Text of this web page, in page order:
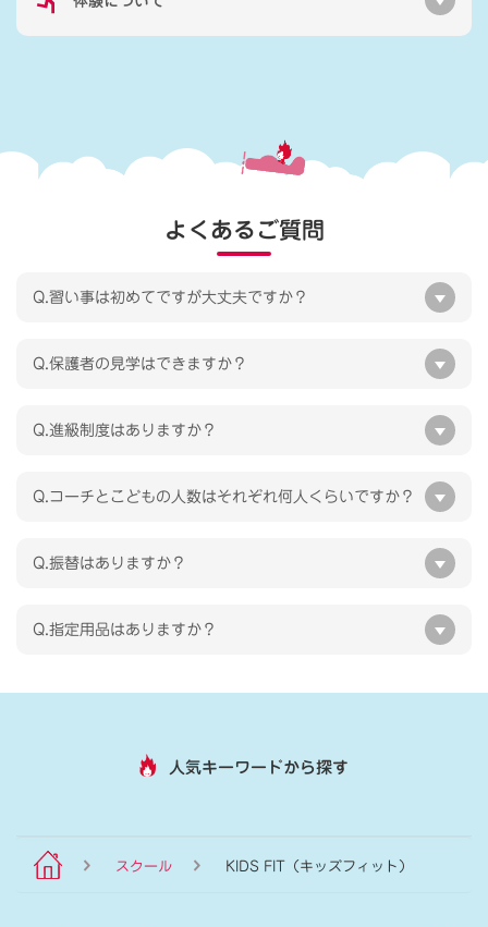
よくあるご質問
Q.習い事は初めてですが大丈夫ですか？
Q.保護者の見学はできますか？
Q.進級制度はありますか？
Q.コーチとこどもの人数はそれぞれ何人くらいですか？
Q.振替はありますか？
Q.指定用品はありますか？
人気キーワードから探す
スクール KIDS FIT（キッズフィット）